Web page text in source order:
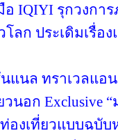
อ IQIYI รุกวงกา
ประเดิมเรื่องแร
แนล ทราเวลแอ
นอก Exclusive
องเที่ยวแบบฉบั